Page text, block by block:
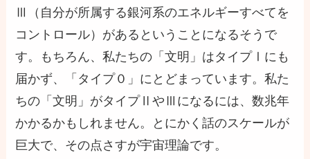
Ⅲ（自分が所属する銀河系のエネルギーすべてを
コントロール）があるということになるそうで
す。もちろん、私たちの「文明」はタイプⅠにも
届かず、「タイプ０」にとどまっています。私た
ちの「文明」がタイプⅡやⅢになるには、数兆年
かかるかもしれません。とにかく話のスケールが
巨大で、その点さすが宇宙理論です。